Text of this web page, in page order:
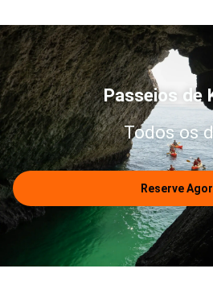
Passeios de
Todos os
Reserve